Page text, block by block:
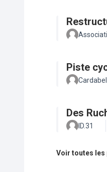
Piste
Des
ID.31
Voir toutes